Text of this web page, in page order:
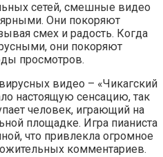
сетей, смешные видео
Они покоряют
смех и радость. Когда
они покоряют
просмотров.
видео – «Чикагский
настоящую сенсацию, так
человек, играющий на
площадке. Игра пианиста
что привлекла огромное
комментариев.